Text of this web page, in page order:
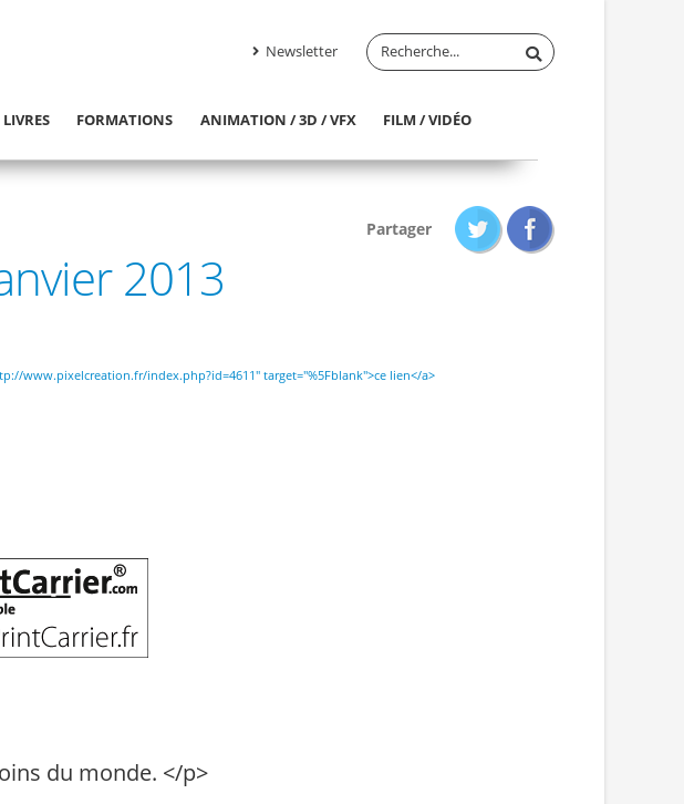
Newsletter
LIVRES FORMATIONS ANIMATION / 3D / VFX FILM / VIDÉO
Partager
2013
www.pixelcreation.fr/index.php?id=4611" target="%5Fblank">ce lien</a>
du monde. </p>